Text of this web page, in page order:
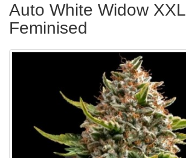
Auto White Widow XXL
Feminised